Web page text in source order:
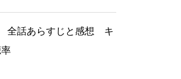
全話あらすじと感想 キ